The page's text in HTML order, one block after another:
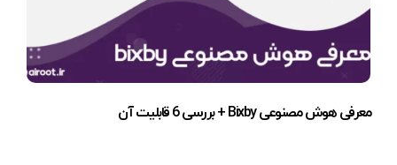
معرفی هوش مصنوعی Bixby + بررسی 6 قابلیت آن